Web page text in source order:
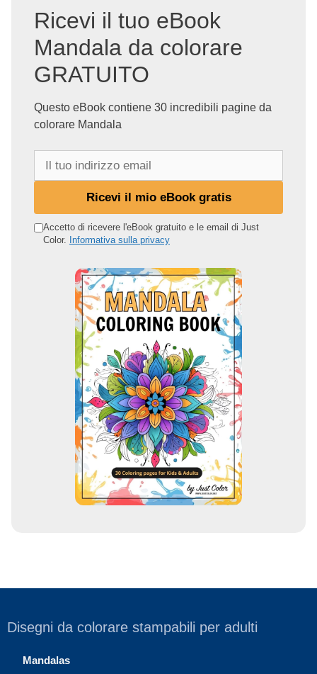
Ricevi il tuo eBook
Mandala da colorare
GRATUITO
Questo eBook contiene 30 incredibili pagine da
colorare Mandala
o
Ricevi il mio eBook gratis
Accetto di ricevere l'eBook gratuito e le email di Just
Color. Informativa sulla privacy
Disegni da colorare stampabili per adulti
Mandalas